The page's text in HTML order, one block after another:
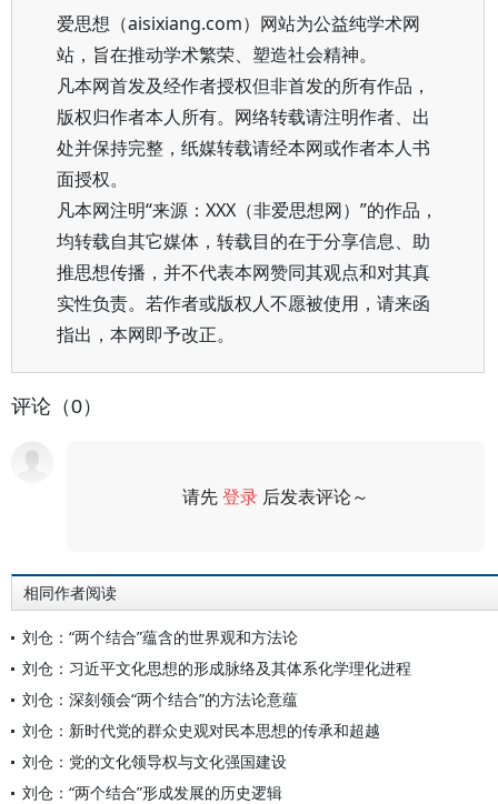
爱思想（aisixiang.com）网站为公益纯学术网
站，旨在推动学术繁荣、塑造社会精神。
凡本网首发及经作者授权但非首发的所有作品，
版权归作者本人所有。网络转载请注明作者、出
处并保持完整，纸媒转载请经本网或作者本人书
面授权。
凡本网注明“来源：XXX（非爱思想网）”的作品，
均转载自其它媒体，转载目的在于分享信息、助
推思想传播，并不代表本网赞同其观点和对其真
实性负责。若作者或版权人不愿被使用，请来函
指出，本网即予改正。
评论（0）
请先登录 后发表评论～
相同作者阅读
刘仓：“两个结合”蕴含的世界观和方法论
刘仓：习近平文化思想的形成脉络及其体系化学理化进程
刘仓：深刻领会“两个结合”的方法论意蕴
刘仓：新时代党的群众史观对民本思想的传承和超越
刘仓：党的文化领导权与文化强国建设
刘仓：“两个结合”形成发展的历史逻辑